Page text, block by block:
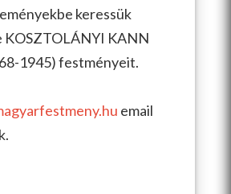
keressük
KOSZTOLÁNYI KANN
1945) festményeit.
email